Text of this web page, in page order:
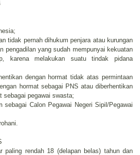
tidak pernah dihukum penjara atau kurungan
pengadilan yang sudah mempunyai kekuatan
karena melakukan suatu tindak pidana
dengan hormat tidak atas permintaan
hormat sebagai PNS atau diberhentikan
sebagai pegawai swasta;
sebagai Calon Pegawai Negeri Sipil/Pegawai
paling rendah 18 (delapan belas) tahun dan